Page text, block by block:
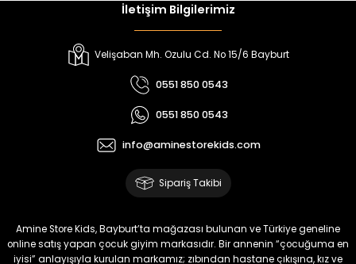
Melra Kız Çocuk Kot Pantolon
%15
Tivon Kız Çocuk 3’lü Takım
₺ 2.340
Koren Kız Çocuk ve Bebek Tayt
₺ 320
₺ 250
Yeni
Koren Kız Çocuk ve Bebek Tayt
₺ 320
₺ 250
İletişim Bilgilerimiz
Velişaban Mh. Ozulu Cd. No 15/6 Bayburt
0551 850 0543
0551 850 0543
info@aminestorekids.com
Sipariş Takibi
Amine Store Kids, Bayburt’ta mağazası bulunan ve Türkiye geneline
online satış yapan çocuk giyim markasıdır. Bir annenin “çocuğuma en
iyisi” anlayışıyla kurulan markamız; zıbından hastane çıkışına, kız ve